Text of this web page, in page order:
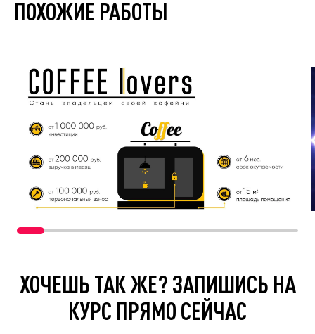
ПОХОЖИЕ РАБОТЫ
ХОЧЕШЬ ТАК ЖЕ? ЗАПИШИСЬ НА
КУРС ПРЯМО СЕЙЧАС